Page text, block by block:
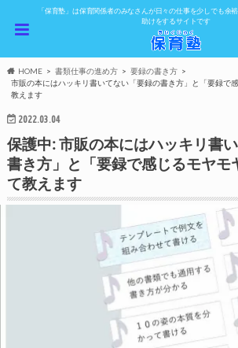
「保育塾」は保育関係者のみなさんが日々の仕事を少しでも余
助けをするサイトです
HOME 書類仕事の進め方
要録の書き方
市販の本にはハッキリ書いてない「要録の書き方」と「要録で
教えます
2022.03.04
保護中: 市販の本にはハッキリ書
書き方」と「要録で感じるモヤモ
て教えます